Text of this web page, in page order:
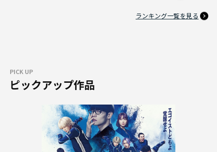
ランキング一覧を見る
PICK UP
ピックアップ作品